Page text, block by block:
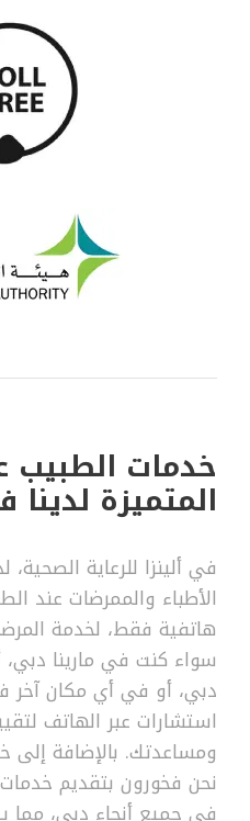
خدمات الطبيب
المتميزة
في ألينزا للرعاية
الأطباء والممرضات عند
هاتفية فقط، لخدمة
سواء كنت في مارينا دبي،
دبي، أو في أي مكان آخر
استشارات عبر الهاتف
ومساعدتك. بالإضافة إلى
نحن فخورون بتقديم خدمات
في جميع أنحاء دبي، مما